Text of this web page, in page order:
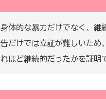
身体的な暴力だけでなく、継
告だけでは立証が難しいため
れほど継続的だったかを証明